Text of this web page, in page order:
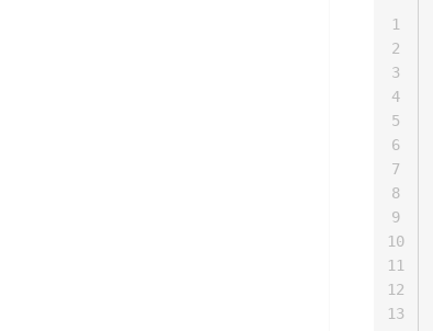
1
2
3
4
5
6
7
8
9
10
11
12
13